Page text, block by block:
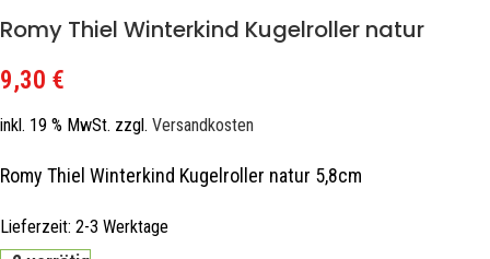
Romy Thiel Winterkind Kugelroller natur
9,30 €
inkl. 19 % MwSt. zzgl. Versandkosten
Romy Thiel Winterkind Kugelroller natur 5,8cm
Lieferzeit: 2-3 Werktage